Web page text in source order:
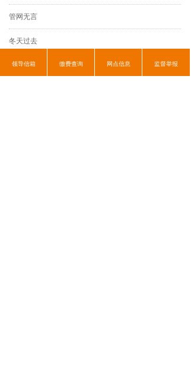
管网无言
冬天过去
领导信箱 缴费查询 网点信息 监督举报